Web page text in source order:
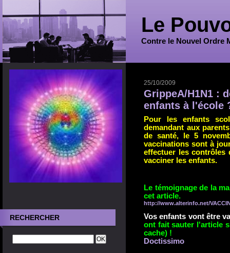
Le
Contre le Nouvel Ordre
RECHERCHER
25/10/2009
GrippeA/H1N1 :
enfants à l'école
Pour les enfants
demandant aux
de santé, le 5
vaccinations sont à
effectuer les contrôles
vacciner les enfants.
Le témoignage de la
cet article.
http://www.alterinfo.net/
Vos enfants vont être
ont fait sauter l'article
cache) !
Doctissimo